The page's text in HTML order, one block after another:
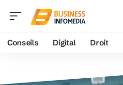
Conseils Digital Droit